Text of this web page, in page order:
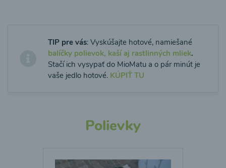
TIP pre vás: Vyskúšajte hotové, namiešané
balíčky polievok, kaší aj rastlinných mliek.
Stačí ich vysypať do MioMatu a o pár minút je
vaše jedlo hotové. KÚPIŤ TU
Polievky